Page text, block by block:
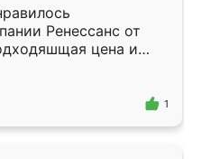
Ренессанс от
цена и
Приехавший
Владислав
самый
1